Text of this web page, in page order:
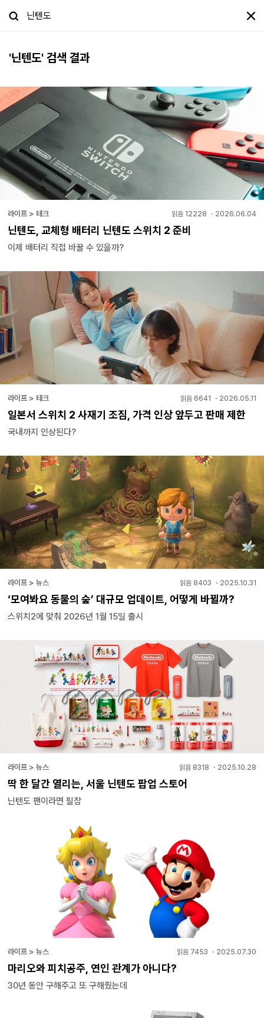
'닌텐도' 검색 결과
라이프 > 테크 읽음 12228 ・ 2026.06.04
닌텐도, 교체형 배터리 닌텐도 스위치 2 준비
이제 배터리 직접 바꿀 수 있을까?
라이프 > 테크 읽음 6641 ・ 2026.05.11
일본서 스위치 2 사재기 조짐, 가격 인상 앞두고 판매 제한
국내까지 인상된다?
라이프 > 뉴스 읽음 8403 ・ 2025.10.31
‘모여봐요 동물의 숲’ 대규모 업데이트, 어떻게 바뀔까?
스위치2에 맞춰 2026년 1월 15일 출시
라이프 > 뉴스 읽음 8318 ・ 2025.10.28
딱 한 달간 열리는, 서울 닌텐도 팝업 스토어
닌텐도 팬이라면 필참
라이프 > 뉴스 읽음 7453 ・ 2025.07.30
마리오와 피치공주, 연인 관계가 아니다?
30년 동안 구해주고 또 구해줬는데